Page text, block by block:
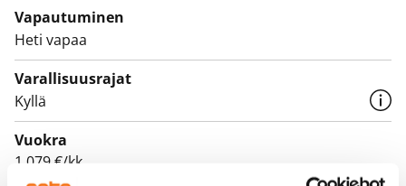
Tämä on valtion tukema Varke-asunto (entinen ARA),
jossa asukasvalinta perustuu asunnon tarpeen
kiireellisyyteen, hakijoiden tuloihin ja varallisuuteen,
sekä asunnon tarpeen syyhyn.
Vapautuminen
Heti vapaa
Varallisuusrajat
Kyllä
Vuokra
1 079 €/kk